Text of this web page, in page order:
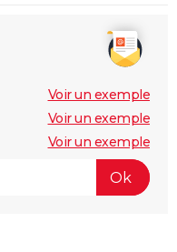
Voir un exemple
Voir un exemple
Voir un exemple